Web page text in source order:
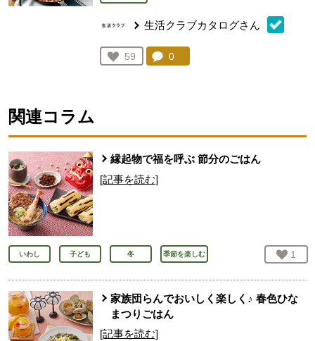
生活クラブカタログさん
お気に入り登録：
59
人が登録
コメント：
0
関連コラム
縁起物で福を呼ぶ 節分のごはん
[記事を読む]
いわし 子ども 冬 季節を楽しむ お気
1
家族団らんでおいしく楽しく♪ 春色ひな
まつりごはん
[記事を読む]